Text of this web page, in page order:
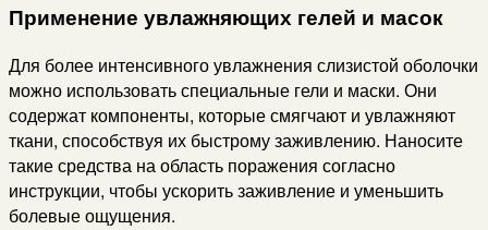
Применение увлажняющих гелей и масок
Для более интенсивного увлажнения слизистой оболочки
можно использовать специальные гели и маски. Они
содержат компоненты, которые смягчают и увлажняют
ткани, способствуя их быстрому заживлению. Наносите
такие средства на область поражения согласно
инструкции, чтобы ускорить заживление и уменьшить
болевые ощущения.